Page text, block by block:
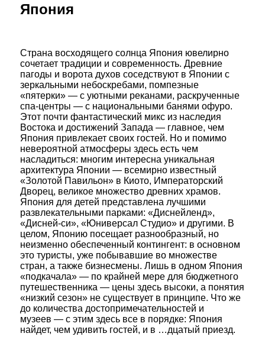
Япония
Страна восходящего солнца Япония ювелирно
сочетает традиции и современность. Древние
пагоды и ворота духов соседствуют в Японии с
зеркальными небоскребами, помпезные
«пятерки» — с уютными реканами, раскрученные
спа-центры — с национальными банями офуро.
Этот почти фантастический микс из наследия
Востока и достижений Запада — главное, чем
Япония привлекает своих гостей. Но и помимо
невероятной атмосферы здесь есть чем
насладиться: многим интересна уникальная
архитектура Японии — всемирно известный
«Золотой Павильон» в Киото, Императорский
Дворец, великое множество древних храмов.
Япония для детей представлена лучшими
развлекательными парками: «Диснейленд»,
«Дисней-си», «Юниверсал Студио» и другими. В
целом, Японию посещает разнообразный, но
неизменно обеспеченный контингент: в основном
это туристы, уже побывавшие во множестве
стран, а также бизнесмены. Лишь в одном Япония
«подкачала» — по крайней мере для бюджетного
путешественника — цены здесь высоки, а понятия
«низкий сезон» не существует в принципе. Что же
до количества достопримечательностей и
музеев — с этим здесь все в порядке: Япония
найдет, чем удивить гостей, и в …дцатый приезд.